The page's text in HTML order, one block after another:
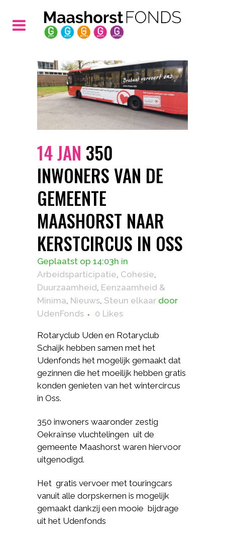
14 JAN 350
INWONERS VAN DE
GEMEENTE
MAASHORST NAAR
KERSTCIRCUS IN OSS
Geplaatst op 14:03h in
Arbeidsparticipatie, Cohesie,
Duurzaamheid, Eenzaamheid &
Minima, Nieuws, Steun elkaar door
UdenFonds
0 Likes
Rotaryclub Uden en Rotaryclub
Schaijk hebben samen met het
Udenfonds het mogelijk gemaakt dat
gezinnen die het moeilijk hebben gratis
konden genieten van het wintercircus
in Oss.
350 inwoners waaronder zestig
Oekraïnse vluchtelingen uit de
gemeente Maashorst waren hiervoor
uitgenodigd.
Het gratis vervoer met touringcars
vanuit alle dorpskernen is mogelijk
gemaakt dankzij een mooie bijdrage
uit het Udenfonds